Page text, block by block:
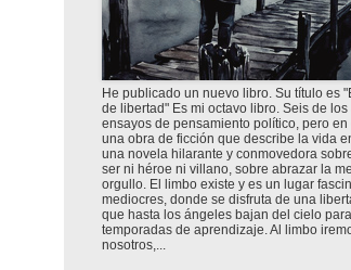
He publicado un nuevo libro. Su título es
de libertad" Es mi octavo libro. Seis de
ensayos de pensamiento político, pero
una obra de ficción que describe la vida
una novela hilarante y conmovedora
ser ni héroe ni villano, sobre abrazar la
orgullo. El limbo existe y es un lugar
mediocres, donde se disfruta de una
que hasta los ángeles bajan del cielo
temporadas de aprendizaje. Al limbo
nosotros,...